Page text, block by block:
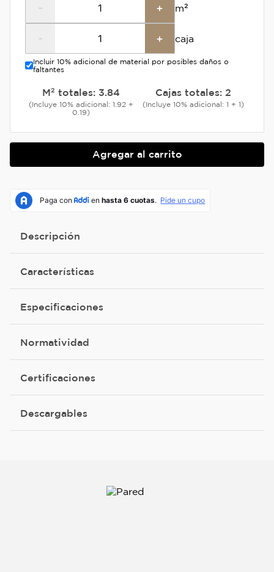
- + m²
- + caja
Incluir 10% adicional de material por posibles daños o
faltantes
M² totales: 3.84
(Incluye 10% adicional: 1.92 +
0.19)
Cajas totales: 2
(Incluye 10% adicional: 1 + 1)
Agregar al carrito
Descripción
Características
Especificaciones
Normatividad
Certificaciones
Descargables